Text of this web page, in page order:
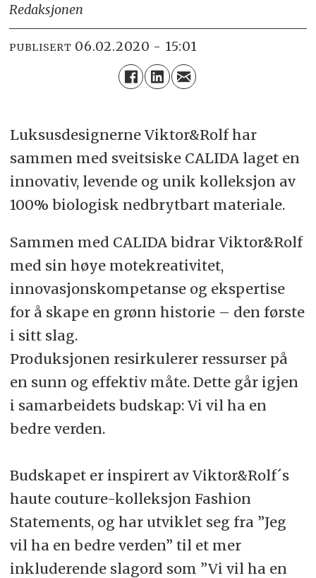
Redaksjonen
PUBLISERT 06.02.2020 - 15:01
Luksusdesignerne Viktor&Rolf har
sammen med sveitsiske CALIDA laget en
innovativ, levende og unik kolleksjon av
100% biologisk nedbrytbart materiale.
Sammen med CALIDA bidrar Viktor&Rolf
med sin høye motekreativitet,
innovasjonskompetanse og ekspertise
for å skape en grønn historie – den første
i sitt slag.
Produksjonen resirkulerer ressurser på
en sunn og effektiv måte. Dette går igjen
i samarbeidets budskap: Vi vil ha en
bedre verden.
Budskapet er inspirert av Viktor&Rolf´s
haute couture-kolleksjon Fashion
Statements, og har utviklet seg fra ”Jeg
vil ha en bedre verden” til et mer
inkluderende slagord som ”Vi vil ha en